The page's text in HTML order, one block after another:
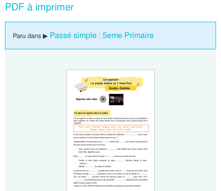
PDF à imprimer
Paru dans ▶ Passé simple : 5eme Primaire